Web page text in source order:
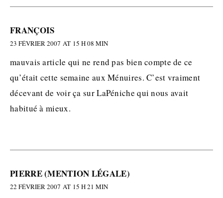
FRANÇOIS
23 FÉVRIER 2007 AT 15 H 08 MIN
mauvais article qui ne rend pas bien compte de ce
qu’était cette semaine aux Ménuires. C’est vraiment
décevant de voir ça sur LaPéniche qui nous avait
habitué à mieux.
PIERRE (MENTION LÉGALE)
22 FÉVRIER 2007 AT 15 H 21 MIN